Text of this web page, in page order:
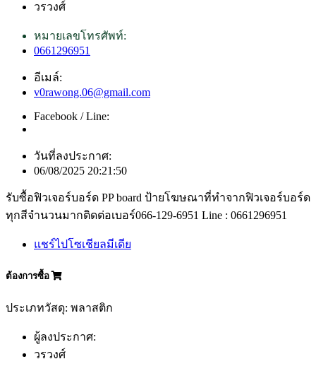
วรวงศ์
หมายเลขโทรศัพท์:
0661296951
อีเมล์:
v0rawong.06@gmail.com
Facebook / Line:
วันที่ลงประกาศ:
06/08/2025 20:21:50
รับซื้อฟิวเจอร์บอร์ด PP board ป้ายโฆษณาที่ทำจากฟิวเจอร์บอร์ด
ทุกสีจำนวนมากติดต่อเบอร์066-129-6951 Line : 0661296951
แชร์ไปโซเชียลมีเดีย
ต้องการซื้อ
ประเภทวัสดุ: พลาสติก
ผู้ลงประกาศ:
วรวงศ์